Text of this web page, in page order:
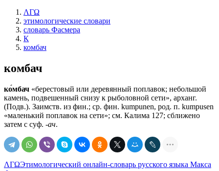
ΛΓΩ
этимологические словари
словарь Фасмера
К
комбач
комбач
ко́мбач «берестовый или деревянный поплавок; небольшой
камень, подвешенный снизу к рыболовной сети», арханг.
(Подв.). Заимств. из фин.; ср. фин. kumpunen, род. п. kumpusen
«маленький поплавок на сети»; см. Калима 127; сближено
затем с суф. -ач.
ΛΓΩЭтимологический онлайн-словарь русского языка Макса